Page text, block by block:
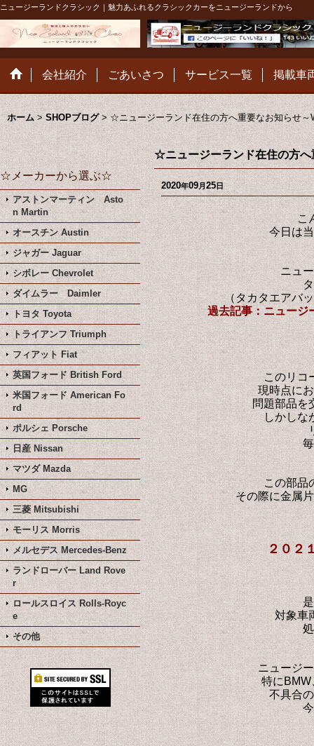
ニュージーランドクラシック｜魅力あふれるクラシックカーをニュージーランドから
会社紹介 ごあいさつ サービス一覧 掲載車
ホーム > SHOPブログ > ☆ニュージーランド在住の方へ重要なお知らせ
☆メーカーから選ぶ☆
アストンマーティン Asto
n Martin
オースチン Austin
ジャガー Jaguar
シボレー Chevrolet
ダイムラー Daimler
トヨタ Toyota
トライアンフ Triumph
フィアット Fiat
英国フォード British Ford
米国フォード American Fo
rd
ポルシェ Porsche
日産 Nissan
マツダ Mazda
MG
三菱 Mitsubishi
モーリス Morris
メルセデス Mercedes-Benz
ランドローバー Land Rove
r
ロールスロイス Rolls-Royc
e
その他
☆ニュージーランド在住の方
2020年09月25日
こ
今日は
ニュ
（タカタエアバ
過去記事：ニュージ
このリコ
現時点に
問題部品を
しかしな
この部品
その際に金属
２０２
対象車
ニュージ
特に
不具合